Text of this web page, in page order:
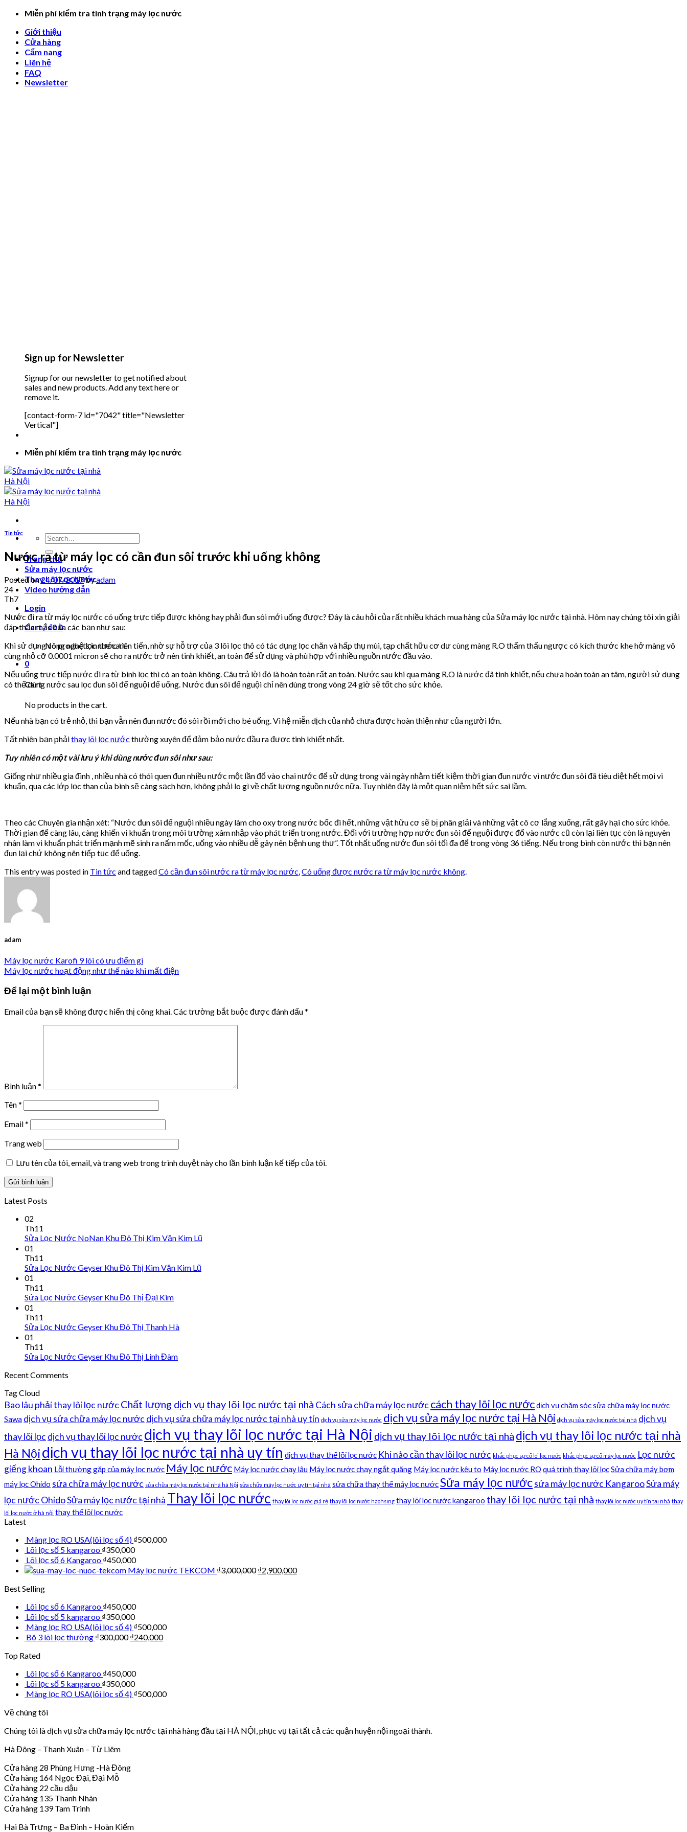
Skip
content
Miễn phí kiểm tra tình trạng máy lọc nước
Giới thiệu
Cửa hàng
Cẩm nang
Liên hệ
FAQ
Newsletter
Sign up for Newsletter
Signup for our newsletter to get notified about
sales and new products. Add any text here or
remove it.
[contact-form-7 id="7042" title="Newsletter
Vertical"]
Miễn phí kiểm tra tình trạng máy lọc nước
Search
for:
Trang chủ
Sửa máy lọc nước
Thay Lõi Lọc Nước
Video hướng dẫn
Login
Cart /₫00
No products in the cart.
0
Cart
No products in the cart.
Tin tức
Nước ra từ máy lọc có cần đun sôi trước khi uống không
Posted on24/07/2017byadam
24
Th7
Nước đi ra từ máy lọc nước có uống trực tiếp được không hay phải đun sôi mới uống được? Đây là câu hỏi của rất nhiều khách mua hàng của Sửa máy lọc nước tại nhà. Hôm nay chúng tôi xin giải
đáp thắc mắc của các bạn như sau:
Khi sử dụng công nghệ lọc nước tiên tiến, nhờ sự hỗ trợ của 3 lõi lọc thô có tác dụng lọc chăn và hấp thụ mùi, tạp chất hữu cơ dư cùng màng R.O thẩm thấu ngược có kích thước khe hở màng vô
cùng nhỏ cỡ 0.0001 micron sẽ cho ra nước trở nên tinh khiết, an toàn để sử dụng và phù hợp với nhiều nguồn nước đầu vào.
Nếu uống trực tiếp nước đi ra từ bình lọc thì có an toàn không. Câu trả lời đó là hoàn toàn rất an toàn. Nước sau khi qua màng R.O là nước đã tinh khiết, nếu chưa hoàn toàn an tâm, người sử dụng
có thể dùng nước sau lọc đun sôi để nguội để uống. Nước đun sôi để nguội chỉ nên dùng trong vòng 24 giờ sẽ tốt cho sức khỏe.
Nếu nhà bạn có trẻ nhỏ, thì bạn vẫn nên đun nước đó sôi rồi mới cho bé uống. Vì hệ miễn dịch của nhỏ chưa được hoàn thiện như của người lớn.
Tất nhiên bạn phảithay lõi lọc nước thường xuyên để đảm bảo nước đầu ra được tinh khiết nhất.
Tuy nhiên có một vài lưu ý khi dùng nước đun sôi như sau:
Giống như nhiều gia đình , nhiều nhà có thói quen đun nhiều nước một lần đổ vào chai nước để sử dụng trong vài ngày nhằm tiết kiệm thời gian đun nước vì nước đun sôi đã tiêu diệt hết mọi vi
khuẩn, qua các lớp lọc than của bình sẽ càng sạch hơn, không phải lo gì về chất lượng nguồn nước nữa. Tuy nhiên đây là một quan niệm hết sức sai lầm.
Theo các Chuyên gia nhận xét: “Nước đun sôi để nguội nhiều ngày làm cho oxy trong nước bốc đi hết, những vật hữu cơ sẽ bị phân giải và những vật cô cơ lắng xuống, rất gây hại cho sức khỏe.
Thời gian để càng lâu, càng khiến vi khuẩn trong môi trường xâm nhập vào phát triển trong nước. Đối với trường hợp nước đun sôi để nguội được đổ vào nước cũ còn lại liên tục còn là nguyên
nhân làm vi khuẩn phát triển mạnh mẽ sinh ra nấm mốc, uống vào nhiều dễ gây nên bệnh ung thư”. Tốt nhất uống nước đun sôi tối đa để trong vòng 36 tiếng. Nếu trong bình còn nước thì bạn nên
đun lại chứ không nên tiếp tục để uống.
This entry was posted in Tin tức and taggedCó cần đun sôi nước ra từ máy lọc nước,Có uống được nước ra từ máy lọc nước không.
adam
Máy lọc nước Karofi 9 lõi có ưu điểm gì
Máy lọc nước hoạt động như thế nào khi mất điện
Để lại một bình luận
Email của bạn sẽ không được hiển thị công khai.Các trường bắt buộc được đánh dấu*
Bình luận*
Tên*
Email*
Trang web
Lưu tên của tôi, email, và trang web trong trình duyệt này cho lần bình luận kế tiếp của tôi.
Latest Posts
02
Th11
Sửa Lọc Nước NoNan Khu Đô Thị Kim Văn Kim Lũ
01
Th11
Sửa Lọc Nước Geyser Khu Đô Thị Kim Văn Kim Lũ
01
Th11
Sửa Lọc Nước Geyser Khu Đô Thị Đại Kim
01
Th11
Sửa Lọc Nước Geyser Khu Đô Thị Thanh Hà
01
Th11
Sửa Lọc Nước Geyser Khu Đô Thị Linh Đàm
Recent Comments
Tag Cloud
Bao lâu phải thay lõi lọc nước Chất lượng dịch vụ thay lõi lọc nước tại nhà Cách sửa chữa máy lọc nước cách thay lõi lọc nướcdịch vụ chăm sóc sửa chữa máy lọc nước
Sawa dịch vụ sửa chữa máy lọc nước dịch vụ sửa chữa máy lọc nước tại nhà uy tín dịch vụ sửa máy lọc nước dịch vụ sửa máy lọc nước tại Hà Nội dịch vụ sửa máy lọc nước tại nhà dịch vụ
thay lõi lọc dịch vụ thay lõi lọc nước dịch vụ thay lõi lọc nước tại Hà Nội dịch vụ thay lõi lọc nước tại nhà dịch vụ thay lõi lọc nước tại nhà
Hà Nộidịch vụ thay lõi lọc nước tại nhà uy tín dịch vụ thay thế lõi lọc nước Khi nào cần thay lõi lọc nước khắc phục sự cố lõi lọc nước khắc phục sự cố máy lọc nước Lọc nước
giếng khoan Lỗi thường gặp của máy lọc nước Máy lọc nước Máy lọc nước chạy lâu Máy lọc nước chạy ngắt quãng Máy lọc nước kêu to Máy lọc nước RO quá trình thay lõi lọcSửa chữa máy bơm
máy lọc Ohido sửa chữa máy lọc nước sửa chữa máy lọc nước tại nhà hà Nội sửa chữa máy lọc nước uy tín tại nhà sửa chữa thay thế máy lọc nướcSửa máy lọc nướcsửa máy lọc nước KangarooSửa máy
lọc nước OhidoSửa máy lọc nước tại nhà Thay lõi lọc nước thay lõi lọc nước giá rẻ thay lõi lọc nước haohsing thay lõi lọc nước kangaroo thay lõi lọc nước tại nhà thay lõi lọc nước uy tín tại nhà thay
lõi lọc nước ở hà nội thay thế lõi lọc nước
Latest
Màng lọc RO USA(lõi lọc số 4) ₫500,000
Lõi lọc số 5 kangaroo ₫350,000
Lõi lọc số 6 Kangaroo ₫450,000
Máy lọc nước TEKCOM ₫3,000,000 ₫2,900,000
Best Selling
Lõi lọc số 6 Kangaroo ₫450,000
Lõi lọc số 5 kangaroo ₫350,000
Màng lọc RO USA(lõi lọc số 4) ₫500,000
Bô 3 lõi lọc thường₫300,000 ₫240,000
Top Rated
Lõi lọc số 6 Kangaroo ₫450,000
Lõi lọc số 5 kangaroo ₫350,000
Màng lọc RO USA(lõi lọc số 4) ₫500,000
Về chúng tôi
Chúng tôi là dịch vụ sửa chữa máy lọc nước tại nhà hàng đầu tại HÀ NỘI, phục vụ tại tất cả các quận huyện nội ngoại thành.
Hà Đông – Thanh Xuân – Từ Liêm
Cửa hàng 28 Phùng Hưng -Hà Đông
Cửa hàng 164 Ngọc Đại, Đại Mỗ
Cửa hàng 22 cầu dậu
Cửa hàng 135 Thanh Nhàn
Cửa hàng 139 Tam Trinh
Hai Bà Trưng – Ba Đình – Hoàn Kiếm